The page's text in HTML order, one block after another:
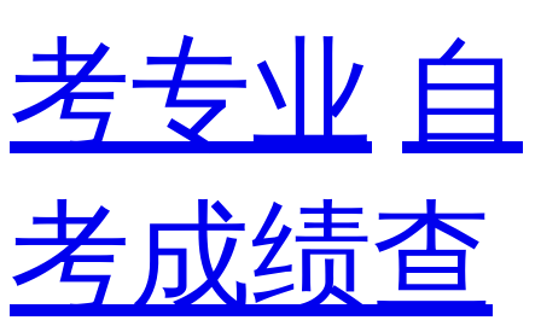
考专业 自
考成绩查